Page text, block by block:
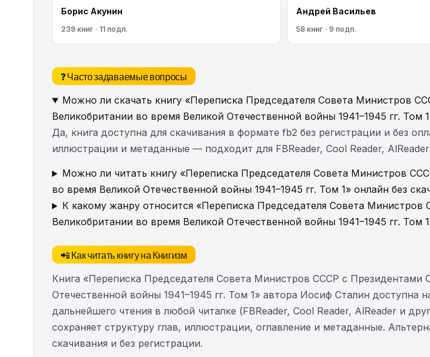
Борис Акунин
239 книг · 11 подп.
Андрей Васильев
58 книг · 9 подп.
❓ Часто задаваемые вопросы
Можно ли скачать книгу «Переписка Председателя Совета Министров
Великобритании во время Великой Отечественной войны 1941–1945 гг. Том
Да, книга доступна для скачивания в формате fb2 без регистрации и без
иллюстрации и метаданные — подходит для FBReader, Cool Reader,
Можно ли читать книгу «Переписка Председателя Совета Министров
во время Великой Отечественной войны 1941–1945 гг. Том 1» онлайн без
К какому жанру относится «Переписка Председателя Совета
Великобритании во время Великой Отечественной войны 1941–1945 гг. Том
📲 Как читать книгу на Книгизм
Книга «Переписка Председателя Совета Министров СССР с
Отечественной войны 1941–1945 гг. Том 1» автора Иосиф Сталин доступна
дальнейшего чтения в любой читалке (FBReader, Cool Reader, AlReader и
сохраняет структуру глав, иллюстрации, оглавление и метаданные.
скачивания и без регистрации.